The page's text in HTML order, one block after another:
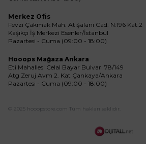
Merkez Ofis
Fevzi Çakmak Mah. Atışalanı Cad. N:196 Kat:2
Kaşıkçı İş Merkezi Esenler/İstanbul
Pazartesi - Cuma (09:00 - 18:00)
Hooops Mağaza Ankara
Eti Mahallesi Celal Bayar Bulvarı 78/149
Atg Zeruj Avm 2. Kat Çankaya/Ankara
Pazartesi - Cuma (09:00 - 18:00)
© 2025 hooopstore.com Tüm hakları saklıdır.